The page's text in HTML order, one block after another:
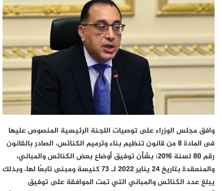
وافق مجلس الوزراء على توصيات اللجنة الرئيسية المنصوص عليها
فى المادة 8 من قانون تنظيم بناء وترميم الكنائس، الصادر بالقانون
رقم 80 لسنة 2016؛ بشأن توفيق أوضاع بعض الكنائس والمباني،
والمنعقدة بتاريخ 24 يناير 2022 لـ 73 كنيسة ومبنى تابعًا لها، وبذلك
يبلغ عدد الكنائس والمباني التي تمت الموافقة على توفيق